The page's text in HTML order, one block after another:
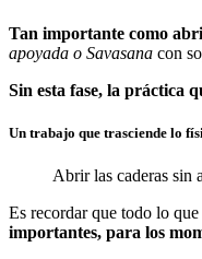
Tan importante como
apoyada o Savasana con
Sin esta fase, la práctica
Un trabajo que trasciende lo
Abrir las caderas sin
Es recordar que todo lo
importantes, para los